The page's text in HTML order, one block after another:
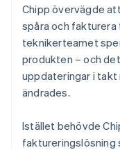
Chipp övervägde
spåra och
teknikerteamet
produkten – och
uppdateringar i
ändrades.
Istället behövde
faktureringslösning